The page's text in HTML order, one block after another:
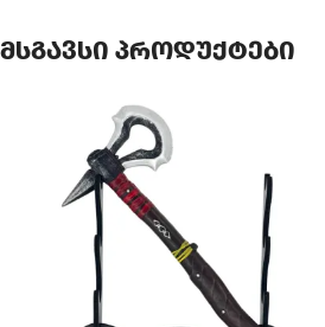
მსგავსი პროდუქტები